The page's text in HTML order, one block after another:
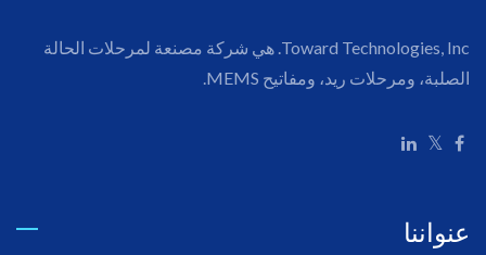
Toward Technologies, Inc. هي شركة مصنعة لمرحلات الحالة
الصلبة، ومرحلات ريد، ومفاتيح MEMS.
عنواننا